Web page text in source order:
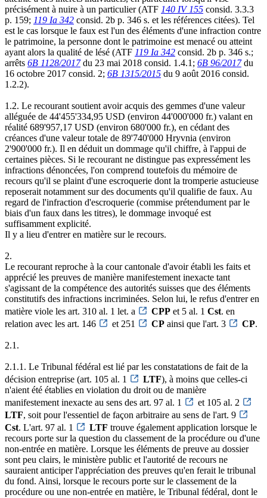
précisément à nuire à un particulier (ATF 140 IV 155 consid. 3.3.3
p. 159; 119 Ia 342 consid. 2b p. 346 s. et les références citées). Tel
est le cas lorsque le faux est l'un des éléments d'une infraction contre
le patrimoine, la personne dont le patrimoine est menacé ou atteint
ayant alors la qualité de lésé (ATF 119 Ia 342 consid. 2b p. 346 s.;
arrêts 6B 1128/2017du 23 mai 2018 consid. 1.4.1; 6B 96/2017du
16 octobre 2017 consid. 2; 6B 1315/2015 du 9 août 2016 consid.
1.2.2).
1.2. Le recourant soutient avoir acquis des gemmes d'une valeur
alléguée de 44'455'334,95 USD (environ 44'000'000 fr.) valant en
réalité 689'957,17 USD (environ 680'000 fr.), en cédant des
créances d'une valeur totale de 89'740'000 Hryvnia (environ
2'900'000 fr.). Il en déduit un dommage qu'il chiffre, à l'appui de
certaines pièces. Si le recourant ne distingue pas expressément les
infractions dénoncées, l'on comprend toutefois du mémoire de
recours qu'il se plaint d'une escroquerie dont la tromperie astucieuse
reposerait notamment sur des documents qu'il qualifie de faux. Au
regard de l'infraction d'escroquerie (commise prétendument par le
biais d'un faux dans les titres), le dommage invoqué est
suffisamment explicité.
Il y a lieu d'entrer en matière sur le recours.
2.
Le recourant reproche à la cour cantonale d'avoir établi les faits et
apprécié les preuves de manière manifestement inexacte tant
s'agissant de la compétence des autorités suisses que des éléments
constitutifs des infractions incriminées. Selon lui, le refus d'entrer en
matière viole les art. 310 al. 1 let. a
CPP et 5 al. 1 Cst. en
relation avec les art. 146
et 251 CP ainsi que l'art. 3 CP.
2.1.
2.1.1. Le Tribunal fédéral est lié par les constatations de fait de la
décision entreprise (art. 105 al. 1
LTF), à moins que celles-ci
n'aient été établies en violation du droit ou de manière
manifestement inexacte au sens des art. 97 al. 1
et 105 al. 2
LTF, soit pour l'essentiel de façon arbitraire au sens de l'art. 9
Cst. L'art. 97 al. 1 LTF trouve également application lorsque le
recours porte sur la question du classement de la procédure ou d'une
non-entrée en matière. Lorsque les éléments de preuve au dossier
sont peu clairs, le ministère public et l'autorité de recours ne
sauraient anticiper l'appréciation des preuves qu'en ferait le tribunal
du fond. Ainsi, lorsque le recours porte sur le classement de la
procédure ou une non-entrée en matière, le Tribunal fédéral, dont le